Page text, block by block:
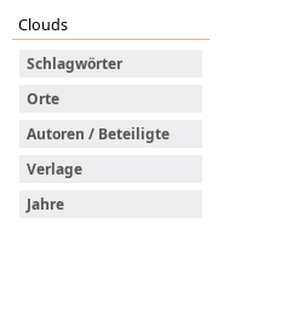
Clouds
Schlagwörter
Orte
Autoren / Beteiligte
Verlage
Jahre